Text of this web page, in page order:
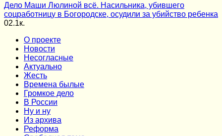
Дело Маши Люлиной всё. Насильника, убившего
соцработницу в Богородске, осудили за убийство ребенка
02.1к.
О проекте
Новости
Несогласные
Актуально
Жесть
Времена былые
Громкое дело
В России
Ну и ну
Из архива
Реформа